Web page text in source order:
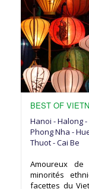
BEST OF
Hanoi - Halong
Phong Nha -
Thuot - Cai Be
Amoureux
minorités
facettes du